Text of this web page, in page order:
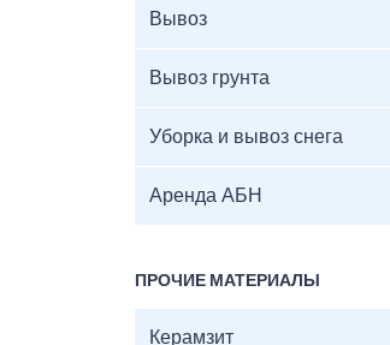
Вывоз
Вывоз грунта
Уборка и вывоз снега
Аренда АБН
ПРОЧИЕ МАТЕРИАЛЫ
Керамзит